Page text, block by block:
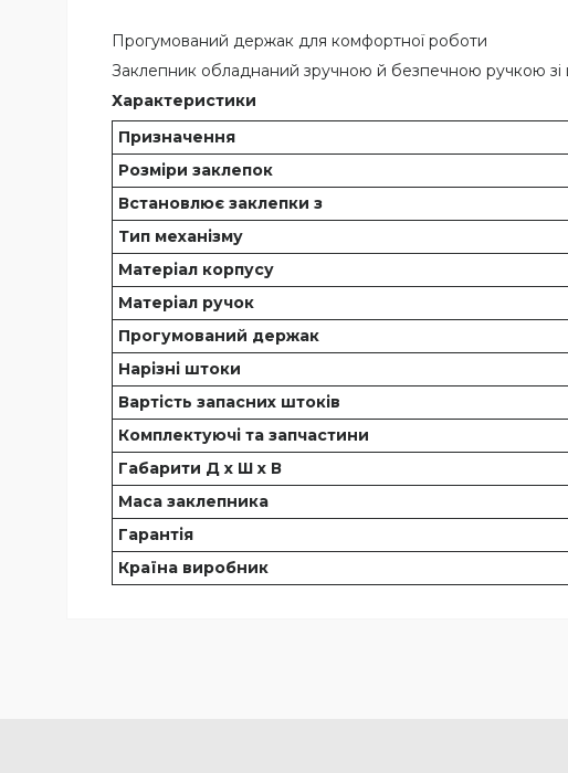
Прогумований держак для комфортної роботи
Заклепник обладнаний зручною й безпечною ручкою зі
Характеристики
Призначення
Розміри заклепок
Встановлює заклепки з
Тип механізму
Матеріал корпусу
Матеріал ручок
Прогумований держак
Нарізні штоки
Вартість запасних штоків
Комплектуючі та запчастини
Габарити Д х Ш х В
Маса заклепника
Гарантія
Країна виробник